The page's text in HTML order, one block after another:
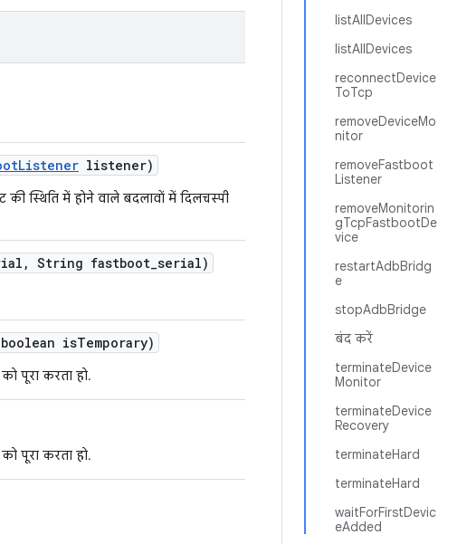
listAllDevices
listAllDevices
reconnectDevice
ToTcp
removeDeviceMo
nitor
removeFastboot
Listener
removeMonitorin
gTcpFastbootDe
vice
restartAdbBridg
e
stopAdbBridge
बंद करें
terminateDevice
Monitor
terminateDevice
Recovery
terminateHard
terminateHard
waitForFirstDevic
eAdded
Listener listener)
स्थिति में होने वाले बदलावों में दिलचस्पी
, String fastboot_serial)
boolean isTemporary)
पूरा करता हो.
पूरा करता हो.